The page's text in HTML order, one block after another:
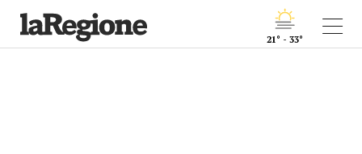
21° - 33°